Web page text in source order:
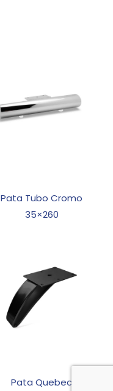
Pata Tubo Cromo
35×260
Pata Quebec